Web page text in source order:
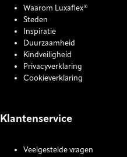
Waarom Luxaflex®
Steden
Inspiratie
Duurzaamheid
Kindveiligheid
Privacyverklaring
Cookieverklaring
Klantenservice
Veelgestelde vragen